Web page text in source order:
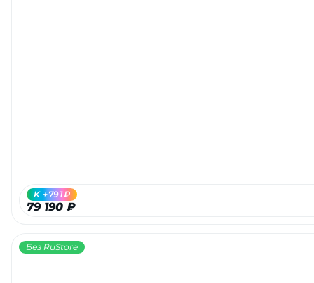
79 190 ₽
K +791₽
Без RuStore